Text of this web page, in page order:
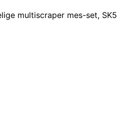
multiscraper mes-set, SK5